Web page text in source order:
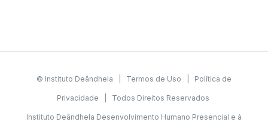
© Instituto Deândhela | Termos de Uso Política de
Privacidade | Todos Direitos Reservados
Instituto Deândhela Desenvolvimento Humano Presencial e à